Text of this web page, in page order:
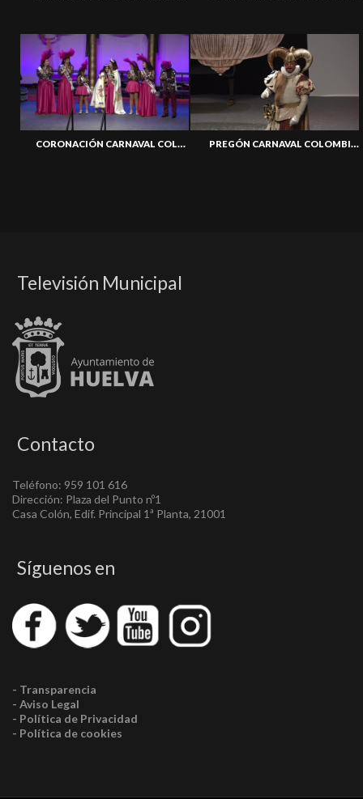
CORONACIÓN CARNAVAL COLOMBINO 2024 PREGÓN CARNAVAL COLOMBINO 2024
Televisión Municipal
Contacto
Teléfono: 959 101 616
Dirección: Plaza del Punto nº1
Casa Colón, Edif. Principal 1ª Planta, 21001
Síguenos en
- Transparencia
- Aviso Legal
- Política de Privacidad
- Política de cookies